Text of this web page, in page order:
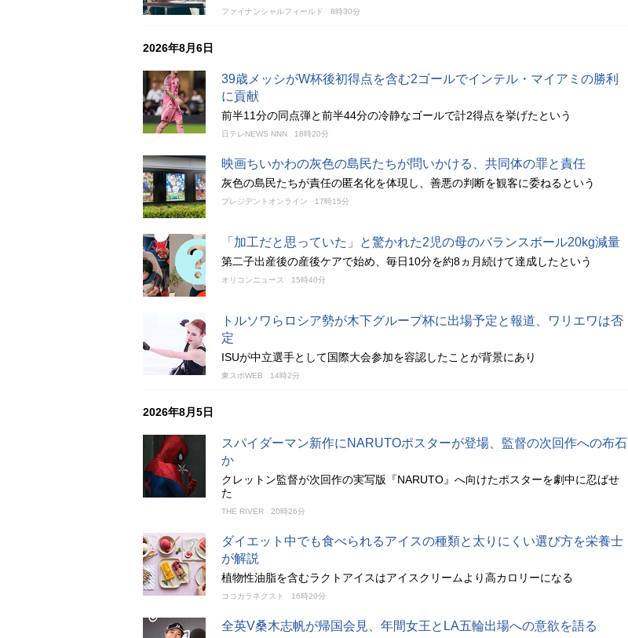
ファイナンシャルフィールド 8時30分
2026年8月6日
39歳メッシがW杯後初得点を含む2ゴールでインテル・マイアミの勝利
に貢献
前半11分の同点弾と前半44分の冷静なゴールで計2得点を挙げたという
日テレNEWS NNN 18時20分
映画ちいかわの灰色の島民たちが問いかける、共同体の罪と責任
灰色の島民たちが責任の匿名化を体現し、善悪の判断を観客に委ねるという
プレジデントオンライン 17時15分
「加工だと思っていた」と驚かれた2児の母のバランスボール20kg減量
第二子出産後の産後ケアで始め、毎日10分を約8ヵ月続けて達成したという
オリコンニュース 15時40分
トルソワらロシア勢が木下グループ杯に出場予定と報道、ワリエワは否
定
ISUが中立選手として国際大会参加を容認したことが背景にあり
東スポWEB 14時2分
2026年8月5日
スパイダーマン新作にNARUTOポスターが登場、監督の次回作への布石
か
クレットン監督が次回作の実写版『NARUTO』へ向けたポスターを劇中に忍ばせ
た
THE RIVER 20時26分
ダイエット中でも食べられるアイスの種類と太りにくい選び方を栄養士
が解説
植物性油脂を含むラクトアイスはアイスクリームより高カロリーになる
ココカラネクスト 16時20分
全英V桑木志帆が帰国会見、年間女王とLA五輪出場への意欲を語る